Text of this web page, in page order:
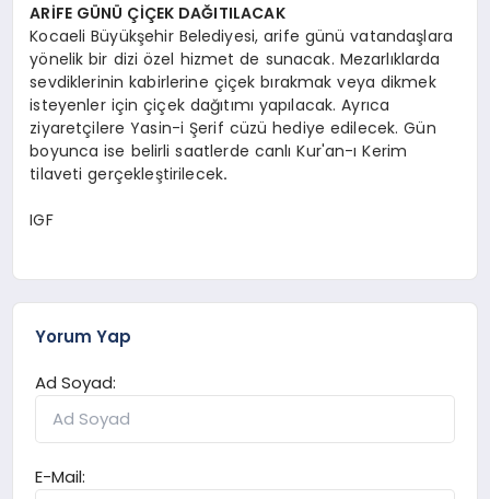
ARİFE GÜNÜ ÇİÇEK DAĞITILACAK
Kocaeli Büyükşehir Belediyesi, arife günü vatandaşlara
yönelik bir dizi özel hizmet de sunacak. Mezarlıklarda
sevdiklerinin kabirlerine çiçek bırakmak veya dikmek
isteyenler için çiçek dağıtımı yapılacak. Ayrıca
ziyaretçilere Yasin-i Şerif cüzü hediye edilecek. Gün
boyunca ise belirli saatlerde canlı Kur'an-ı Kerim
tilaveti gerçekleştirilecek.
IGF
Yorum Yap
Ad Soyad:
E-Mail: